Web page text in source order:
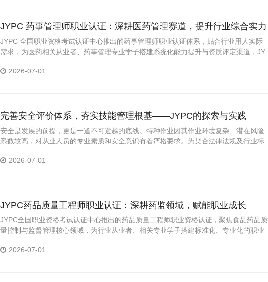
JYPC 药事管理师职业认证：深耕医药管理赛道，提升行业综合实力
JYPC 全国职业资格考试认证中心推出的药事管理师职业认证体系，贴合行业用人实际
需求，为医药相关从业者、药事管理专业学子搭建系统化能力提升与资质评定渠道，JY
佐证。
2026-07-01
完善安全评价体系，夯实技能管理根基——JYPC的探索与实践
安全是发展的前提，更是一道不可逾越的底线。特种作业因其作业环境复杂、潜在风险
系数较高，对从业人员的专业素质和安全意识有着严格要求。为契合法律法规及行业标
作规程为依据，建立涵盖培训、考核、发证及后续管理
2026-07-01
JYPC药品质量工程师职业认证：深耕药监领域，赋能职业成长
JYPC全国职业资格考试认证中心推出的药品质量工程师职业资格认证，聚焦食品药品质
量控制与监督管理核心领域，为行业从业者、相关专业学子搭建标准化、专业化的职业
2026-07-01